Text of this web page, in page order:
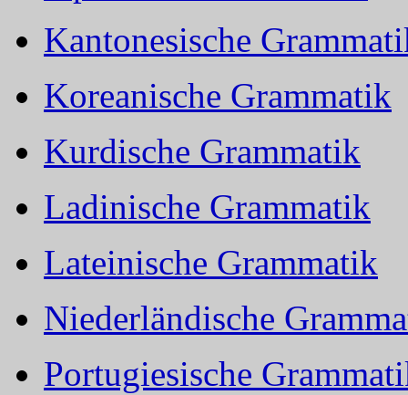
Kantonesische
Koreanische Grammatik
Kurdische Grammatik
Ladinische Grammatik
Lateinische Grammatik
Niederländische
Portugiesische